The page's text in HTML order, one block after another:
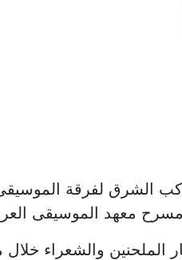
الشرق لفرقة
الملحنين والشعراء